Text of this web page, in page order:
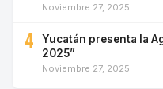
Noviembre 27, 2025
4
Yucatán presenta la
2025”
Noviembre 27, 2025